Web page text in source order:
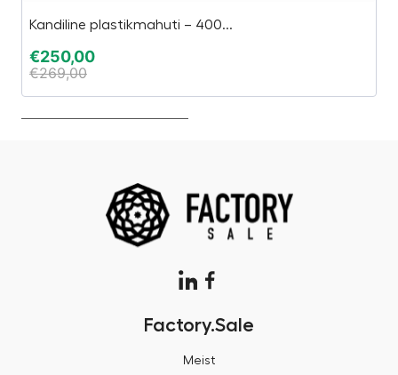
Kandiline plastikmahuti – 400...
€250,00
€269,00
Factory.Sale
Meist